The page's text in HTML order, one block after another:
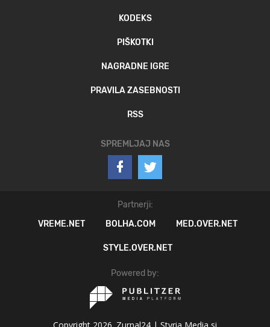
KODEKS
PIŠKOTKI
NAGRADNE IGRE
PRAVILA ZASEBNOSTI
RSS
SPREMLJAJ NAS
Partnerji:
VREME.NET
BOLHA.COM MED.OVER.NET
STYLE.OVER.NET
Powered by: